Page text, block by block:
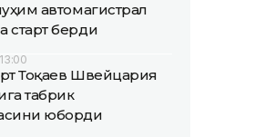
автомагистрал
старт берди
Тоқаев Швейцария
табрик
юборди